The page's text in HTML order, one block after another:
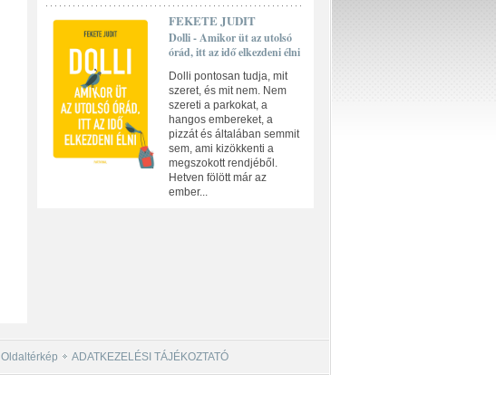
FEKETE JUDIT
Dolli - Amikor üt az utolsó
órád, itt az idő elkezdeni élni
Dolli pontosan tudja, mit
szeret, és mit nem. Nem
szereti a parkokat, a
hangos embereket, a
pizzát és általában semmit
sem, ami kizökkenti a
megszokott rendjéből.
Hetven fölött már az
ember...
Oldaltérkép ADATKEZELÉSI TÁJÉKOZTATÓ